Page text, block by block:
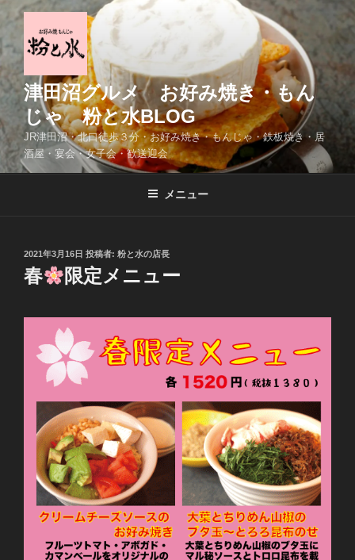
コ
テ
ン
ツ
ス
キ
ッ
津田沼グルメ お好み焼き・もん
じゃ 粉と水BLOG
JR津田沼・北口徒歩３分・お好み焼き・もんじゃ・鉄板焼き・居
酒屋・宴会・女子会・歓送迎会
メニュー
投
稿
日:
2021年3月16日 投稿者: 粉と水の店長
春 限定メニュー